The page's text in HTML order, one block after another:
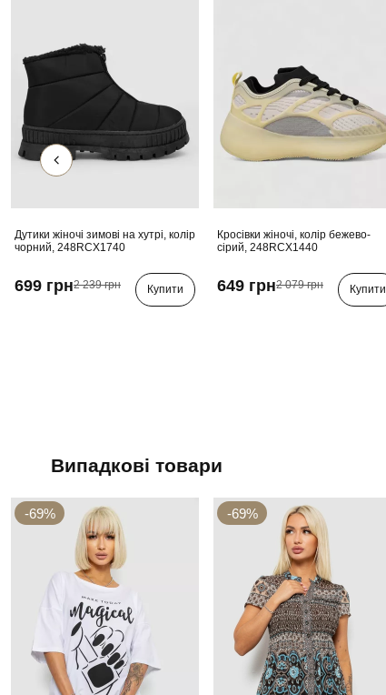
Дутики жіночі зимові на хутрі, колір
чорний, 248RCX1740
699 грн2 239 грн Купити
Кросівки жіночі, колір бежево-
сірий, 248RCX1440
649 грн2 079 грн Купити
Випадкові товари
-69% -69%